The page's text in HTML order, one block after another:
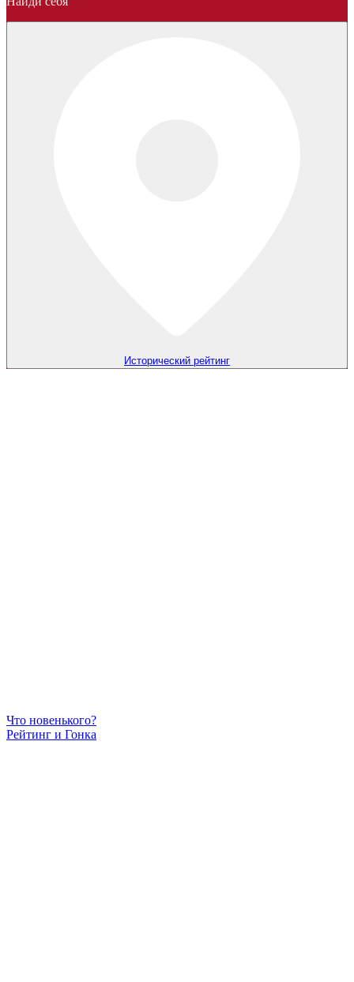
Исторический рейтинг
Что новенького?
Рейтинг и Гонка